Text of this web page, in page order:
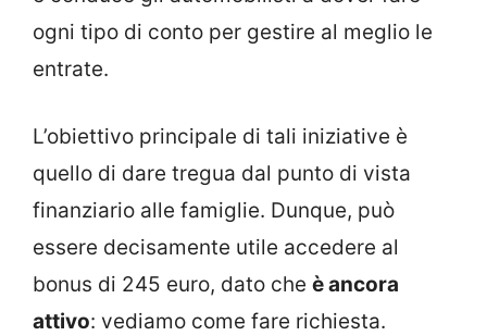
ogni tipo di conto per gestire al meglio le
entrate.
L’obiettivo principale di tali iniziative è
quello di dare tregua dal punto di vista
finanziario alle famiglie. Dunque, può
essere decisamente utile accedere al
bonus di 245 euro, dato che è ancora
attivo: vediamo come fare richiesta.